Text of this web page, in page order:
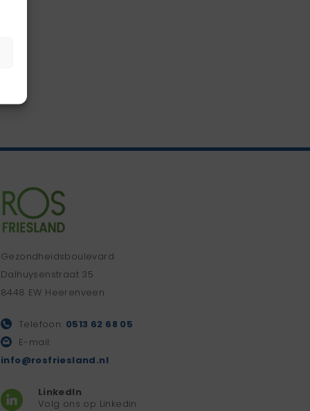
Gezondheidsboulevard
Dalhuysenstraat 35
8448 EW Heerenveen
Telefoon: 0513 62 68 05
E-mail:
info@rosfriesland.nl
LinkedIn
Volg ons op Linkedin